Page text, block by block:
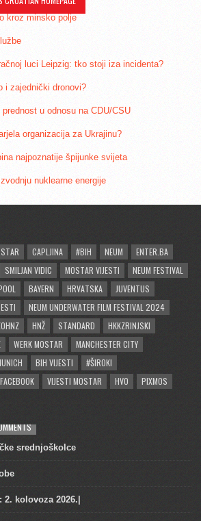
kroz minsko polje
luci Leipzig: tko stoji iza incidenta?
i zajednički dronovi?
u odnosu na CDU/CSU
organizacija za Ukrajinu?
najpoznatije špijunke svijeta
nuklearne energije
CAPLJINA #BIH NEUM
ENTER.BA
SMILJAN VIDIC MOSTAR VIJESTI
NEUM FESTIVAL
BAYERN HRVATSKA
JUVENTUS
NEUM UNDERWATER FILM FESTIVAL 2024
HNŽ STANDARD
HKKZRINJSKI
WERK MOSTAR
MANCHESTER CITY
BIH VIJESTI
#ŠIROKI
FACEBOOK VIJESTI MOSTAR HVO
PIXMOS
srednjoškolce
kolovoza 2026.|